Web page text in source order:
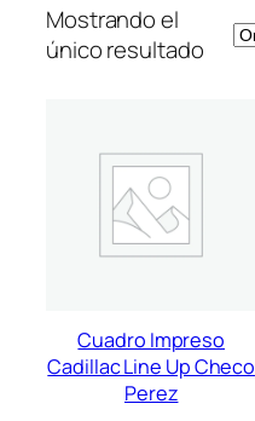
Mostrando el
único resultado
Cuadro Impreso
Cadillac Line Up Checo
Perez